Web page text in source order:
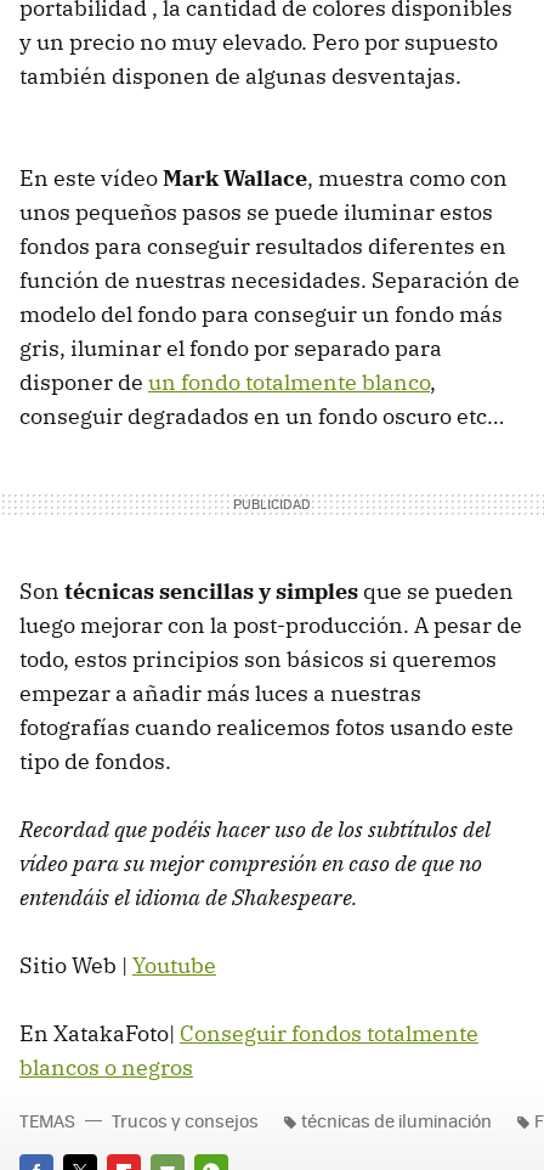
portabilidad , la cantidad de colores disponibles
y un precio no muy elevado. Pero por supuesto
también disponen de algunas desventajas.
En este vídeoMark Wallace, muestra como con
unos pequeños pasos se puede iluminar estos
fondos para conseguir resultados diferentes en
función de nuestras necesidades. Separación de
modelo del fondo para conseguir un fondo más
gris, iluminar el fondo por separado para
disponer de un fondo totalmente blanco,
conseguir degradados en un fondo oscuro etc…
Son técnicas sencillas y simples que se pueden
luego mejorar con la post-producción. A pesar de
todo, estos principios son básicos si queremos
empezar a añadir más luces a nuestras
fotografías cuando realicemos fotos usando este
tipo de fondos.
Recordad que podéis hacer uso de los subtítulos del
vídeo para su mejor compresión en caso de que no
entendáis el idioma de Shakespeare.
Sitio Web | Youtube
En XatakaFoto| Conseguir fondos totalmente
blancos o negros
TEMAS Trucos y consejos técnicas de iluminación